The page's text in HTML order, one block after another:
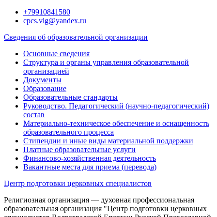
Перейти+79910841580
cpcs.vlg@yandex.ru
Сведения об образовательной организации
Основные сведения
Структура и органы управления образовательной
организацией
Документы
Образование
Образовательные стандарты
Руководство. Педагогический (научно-педагогический)
состав
Материально-техническое обеспечение и оснащенность
образовательного процесса
Стипендии и иные виды материальной поддержки
Платные образовательные услуги
Финансово-хозяйственная деятельность
Вакантные места для приема (перевода)
Центр подготовки церковных специалистов
Религиозная организация — духовная профессиональная
образовательная организация "Центр подготовки церковных